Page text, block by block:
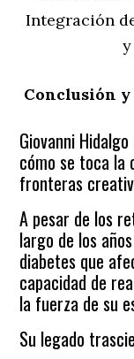
Integración
Conclusión
Giovanni
cómo se toca la
fronteras
A pesar de los
largo de los
diabetes que
capacidad de
la fuerza de su
Su legado